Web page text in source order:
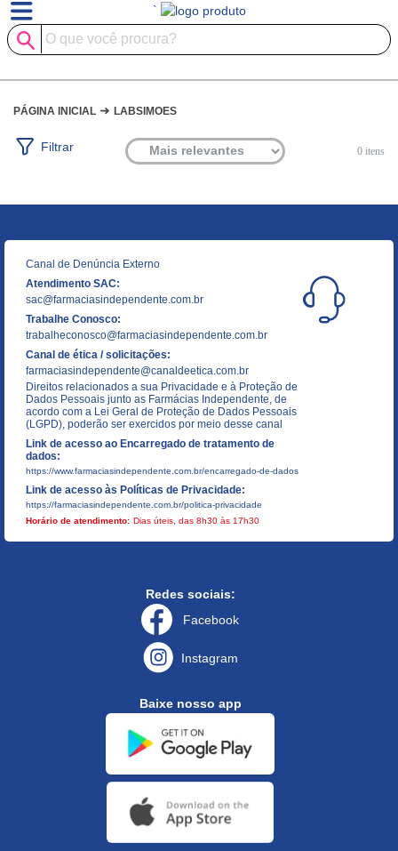
`
PÁGINA INICIAL ➜ LABSIMOES
Filtrar 0itens
Canal de Denúncia Externo
Atendimento SAC:
sac@farmaciasindependente.com.br
Trabalhe Conosco:
trabalheconosco@farmaciasindependente.com.br
Canal de ética / solicitações:
farmaciasindependente@canaldeetica.com.br
Direitos relacionados a sua Privacidade e à Proteção de
Dados Pessoais junto as Farmácias Independente, de
acordo com a Lei Geral de Proteção de Dados Pessoais
(LGPD), poderão ser exercidos por meio desse canal
Link de acesso ao Encarregado de tratamento de
dados:
https://www.farmaciasindependente.com.br/encarregado-de-dados
Link de acesso às Políticas de Privacidade:
https://farmaciasindependente.com.br/politica-privacidade
Horário de atendimento: Dias úteis, das 8h30 às 17h30
Redes sociais:
Facebook
Instagram
Baixe nosso app